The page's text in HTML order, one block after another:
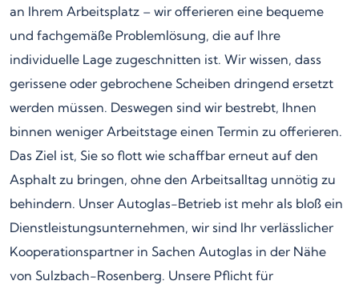
an Ihrem Arbeitsplatz – wir offerieren eine bequeme
und fachgemäße Problemlösung, die auf Ihre
individuelle Lage zugeschnitten ist. Wir wissen, dass
gerissene oder gebrochene Scheiben dringend ersetzt
werden müssen. Deswegen sind wir bestrebt, Ihnen
binnen weniger Arbeitstage einen Termin zu offerieren.
Das Ziel ist, Sie so flott wie schaffbar erneut auf den
Asphalt zu bringen, ohne den Arbeitsalltag unnötig zu
behindern. Unser Autoglas-Betrieb ist mehr als bloß ein
Dienstleistungsunternehmen, wir sind Ihr verlässlicher
Kooperationspartner in Sachen Autoglas in der Nähe
von Sulzbach-Rosenberg. Unsere Pflicht für